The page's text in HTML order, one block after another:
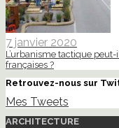
7 janvier 2020
L’urbanisme tactique
françaises ?
Retrouvez-nous sur
Mes Tweets
ARCHITECTURE